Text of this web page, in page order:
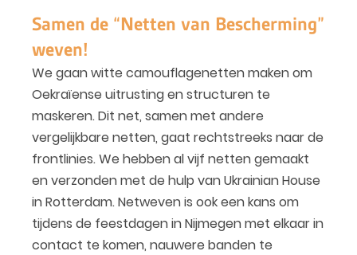
Samen de “Netten van Bescherming”
weven!
We gaan witte camouflagenetten maken om
Oekraïense uitrusting en structuren te
maskeren. Dit net, samen met andere
vergelijkbare netten, gaat rechtstreeks naar de
frontlinies. We hebben al vijf netten gemaakt
en verzonden met de hulp van Ukrainian House
in Rotterdam. Netweven is ook een kans om
tijdens de feestdagen in Nijmegen met elkaar in
contact te komen, nauwere banden te